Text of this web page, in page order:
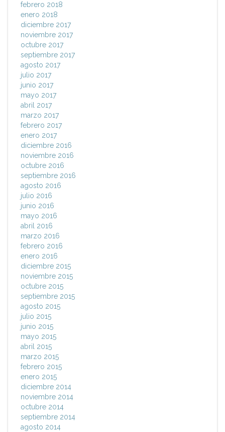
febrero 2018
enero 2018
diciembre 2017
noviembre 2017
octubre 2017
septiembre 2017
agosto 2017
julio 2017
junio 2017
mayo 2017
abril 2017
marzo 2017
febrero 2017
enero 2017
diciembre 2016
noviembre 2016
octubre 2016
septiembre 2016
agosto 2016
julio 2016
junio 2016
mayo 2016
abril 2016
marzo 2016
febrero 2016
enero 2016
diciembre 2015
noviembre 2015
octubre 2015
septiembre 2015
agosto 2015
julio 2015
junio 2015
mayo 2015
abril 2015
marzo 2015
febrero 2015
enero 2015
diciembre 2014
noviembre 2014
octubre 2014
septiembre 2014
agosto 2014